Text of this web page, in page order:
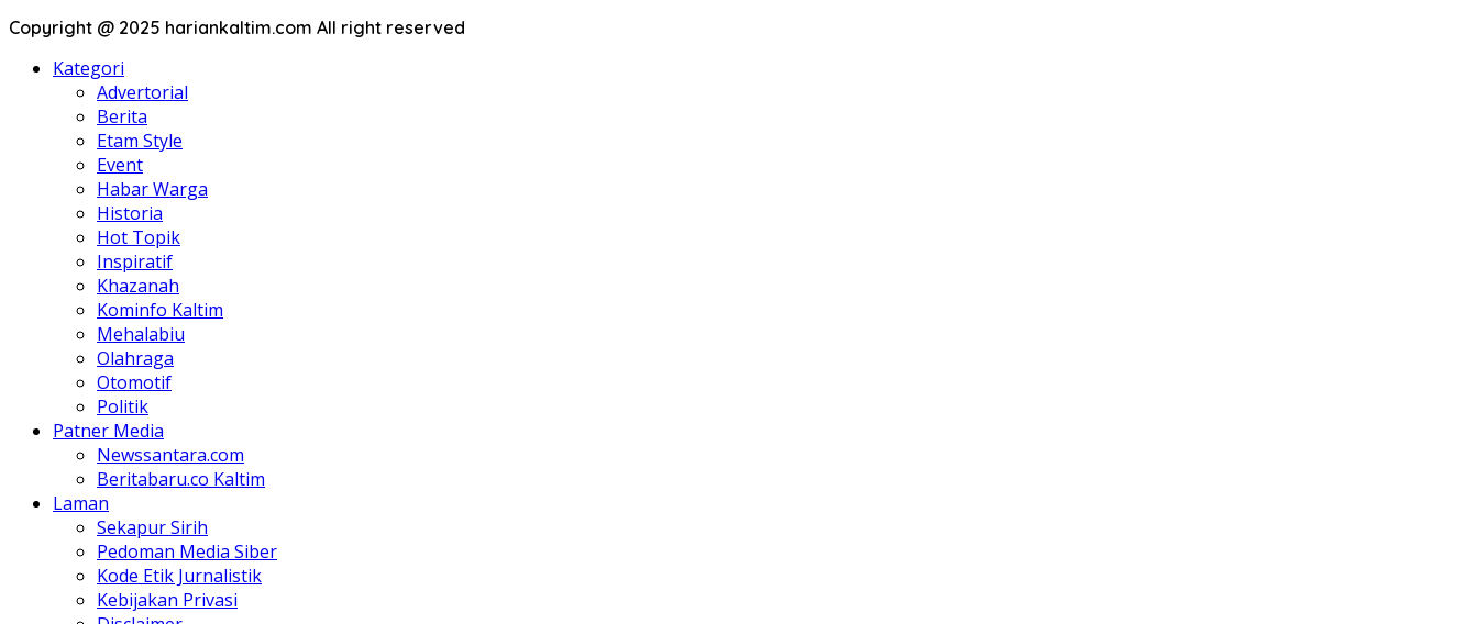
Copyright @ 2025 hariankaltim.com All right reserved
Kategori
Advertorial
Berita
Etam Style
Event
Habar Warga
Historia
Hot Topik
Inspiratif
Khazanah
Kominfo Kaltim
Mehalabiu
Olahraga
Otomotif
Politik
Patner Media
Newssantara.com
Beritabaru.co Kaltim
Laman
Sekapur Sirih
Pedoman Media Siber
Kode Etik Jurnalistik
Kebijakan Privasi